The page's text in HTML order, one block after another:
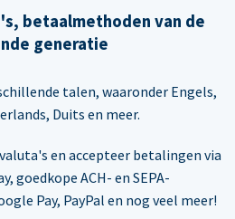
betaalmethoden van de
generatie
talen, waaronder Engels,
Duits en meer.
en accepteer betalingen via
goedkope ACH- en SEPA-
Pay, PayPal en nog veel meer!